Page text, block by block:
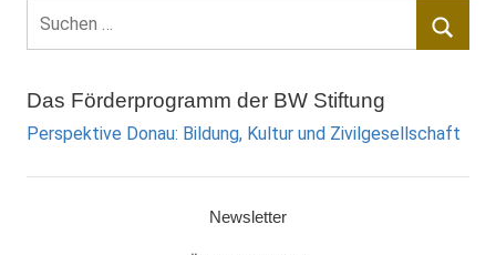
Suchen
nach:
Das Förderprogramm der BW Stiftung
Perspektive Donau: Bildung, Kultur und Zivilgesellschaft
Newsletter